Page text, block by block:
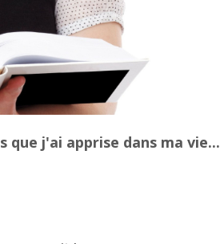
j'ai apprise dans ma vie...